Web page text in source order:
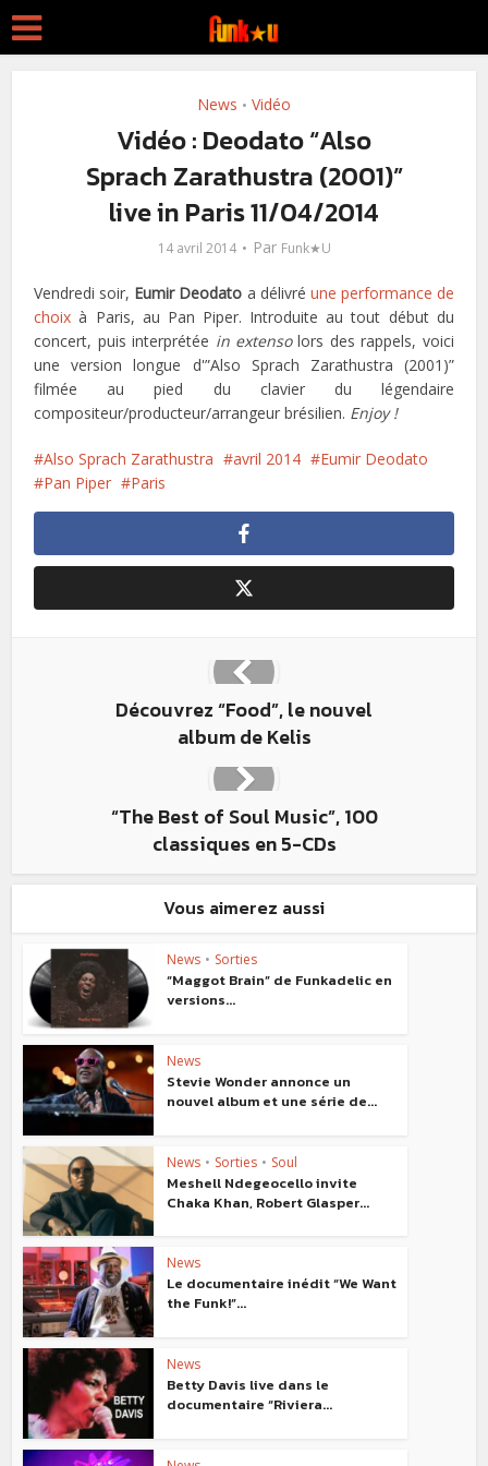
News • Vidéo
Vidéo : Deodato “Also
Sprach Zarathustra (2001)”
live in Paris 11/04/2014
14 avril 2014 Par Funk★U
Vendredi soir, Eumir Deodato a délivré une performance de
choix à Paris, au Pan Piper. Introduite au tout début du
concert, puis interprétée in extensolors des rappels, voici
une version longue d'”Also Sprach Zarathustra (2001)”
filmée au pied du clavier du légendaire
compositeur/producteur/arrangeur brésilien. Enjoy !
Also Sprach Zarathustra avril 2014
Eumir Deodato
Pan Piper
Paris
Découvrez “Food”, le nouvel
album de Kelis
“The Best of Soul Music”, 100
classiques en 5-CDs
Vous aimerez aussi
News • Sorties
“Maggot Brain” de Funkadelic en
versions...
News
Stevie Wonder annonce un
nouvel album et une série de...
News • Sorties • Soul
Meshell Ndegeocello invite
Chaka Khan, Robert Glasper...
News
Le documentaire inédit “We Want
the Funk!”...
News
Betty Davis live dans le
documentaire “Riviera...